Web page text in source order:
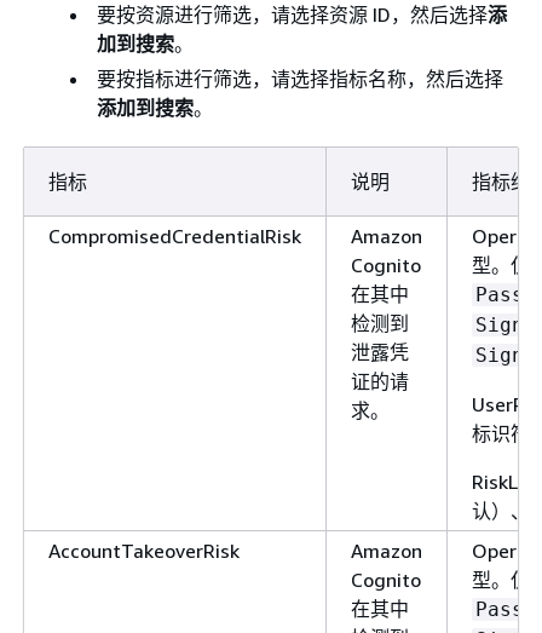
据。要计算刷新
的失败请求总数，请
表达式并从Sum统计
据中减去统计数据。
按每个用户池客户端
布此指标。如果请求
有无效的用户池客户
端，则用户池客户端
包含固定值
Invalid
、
UserPoolClient
单位：计数
提供向 Amazon
Cognito 用户池发出的
要按资源进行筛选，请选择资源 ID，然后选择添
加到搜索。
要按指标进行筛选，请选择指标名称，然后选择
添加到搜索。
指标 说明 指标维
CompromisedCredentialRisk
Amazon
Cognito
在其中
检测到
泄露凭
证的请
求。
型。仅
标识符
认）、
AccountTakeoverRisk
Amazon
Cognito
在其中
型。仅